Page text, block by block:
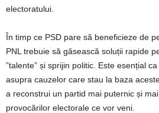
electoratului.
În timp ce PSD pare să beneficieze de
PNL trebuie să găsească soluții rapide
”talente” și sprijin politic. Este esențial
asupra cauzelor care stau la baza
a reconstrui un partid mai puternic și
provocărilor electorale ce vor veni.